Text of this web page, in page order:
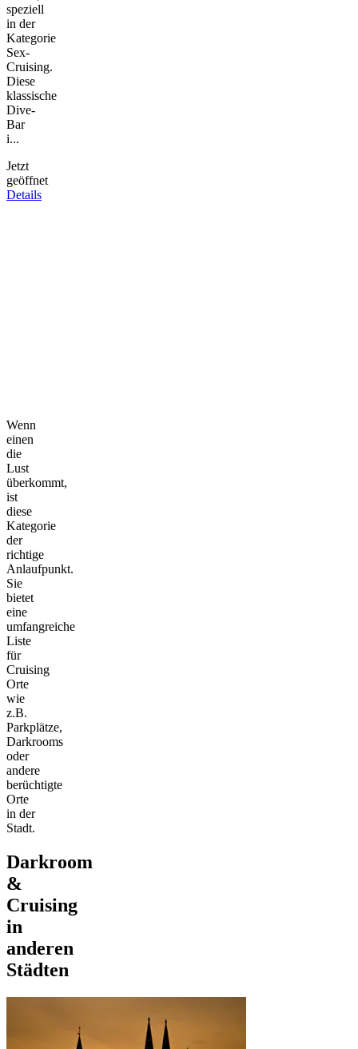
speziell
in der
Kategorie
Sex-
Cruising.
Diese
klassische
Dive-
Bar
i...
Jetzt
geöffnet
Details
Wenn
einen
die
Lust
überkommt,
ist
diese
Kategorie
der
richtige
Anlaufpunkt.
Sie
bietet
eine
umfangreiche
Liste
für
Cruising
Orte
wie
z.B.
Parkplätze,
Darkrooms
oder
andere
berüchtigte
Orte
in der
Stadt.
Darkroom
&
Cruising
in
anderen
Städten